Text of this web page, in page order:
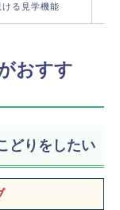
る見学機能
おすす
どりをしたい